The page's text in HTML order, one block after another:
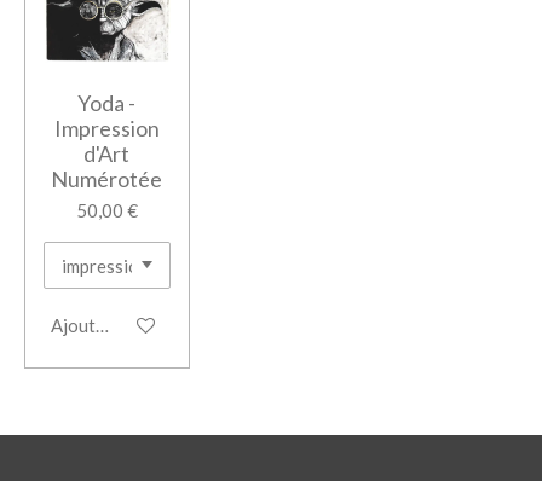
Yoda -
Impression
d'Art
Numérotée
50,00 €
Ajouter au panier